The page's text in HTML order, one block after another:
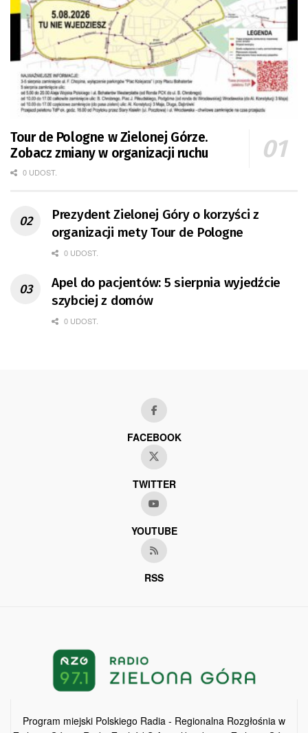
Tour de Pologne w Zielonej Górze.
Zobacz zmiany w organizacji ruchu
0 UDOST.
Prezydent Zielonej Góry o korzyści z
organizacji mety Tour de Pologne
0 UDOST.
Apel do pacjentów: 5 sierpnia wyjedźcie
szybciej z domów
0 UDOST.
FACEBOOK
TWITTER
YOUTUBE
RSS
Program miejski Polskiego Radia - Regionalna Rozgłośnia w